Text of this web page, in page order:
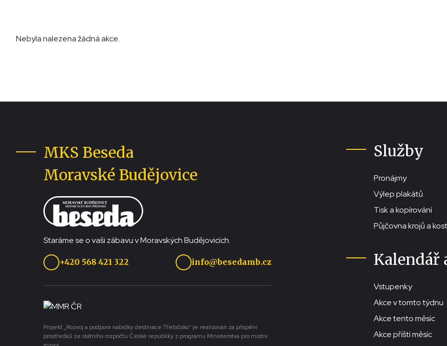
Nebyla nalezena žádná akce.
MKS Beseda
Moravské Budějovice
Staráme se o vaši zábavu v Moravských Budějovicích.
+420 568 421 322 info@besedamb.cz
Projekt „Rozvoj a podpora nabídky destinace Třebíčsko“ je realizován za přispění
prostředků ze státního rozpočtu České republiky z programu Ministerstva pro místní
Služby
Pronájmy
Výlep plakátů
Tisk a kopírování
Půjčovna krojů a
Kalendář
Vstupenky
Akce v tomto týdnu
Akce tento měsíc
Akce příští měsíc